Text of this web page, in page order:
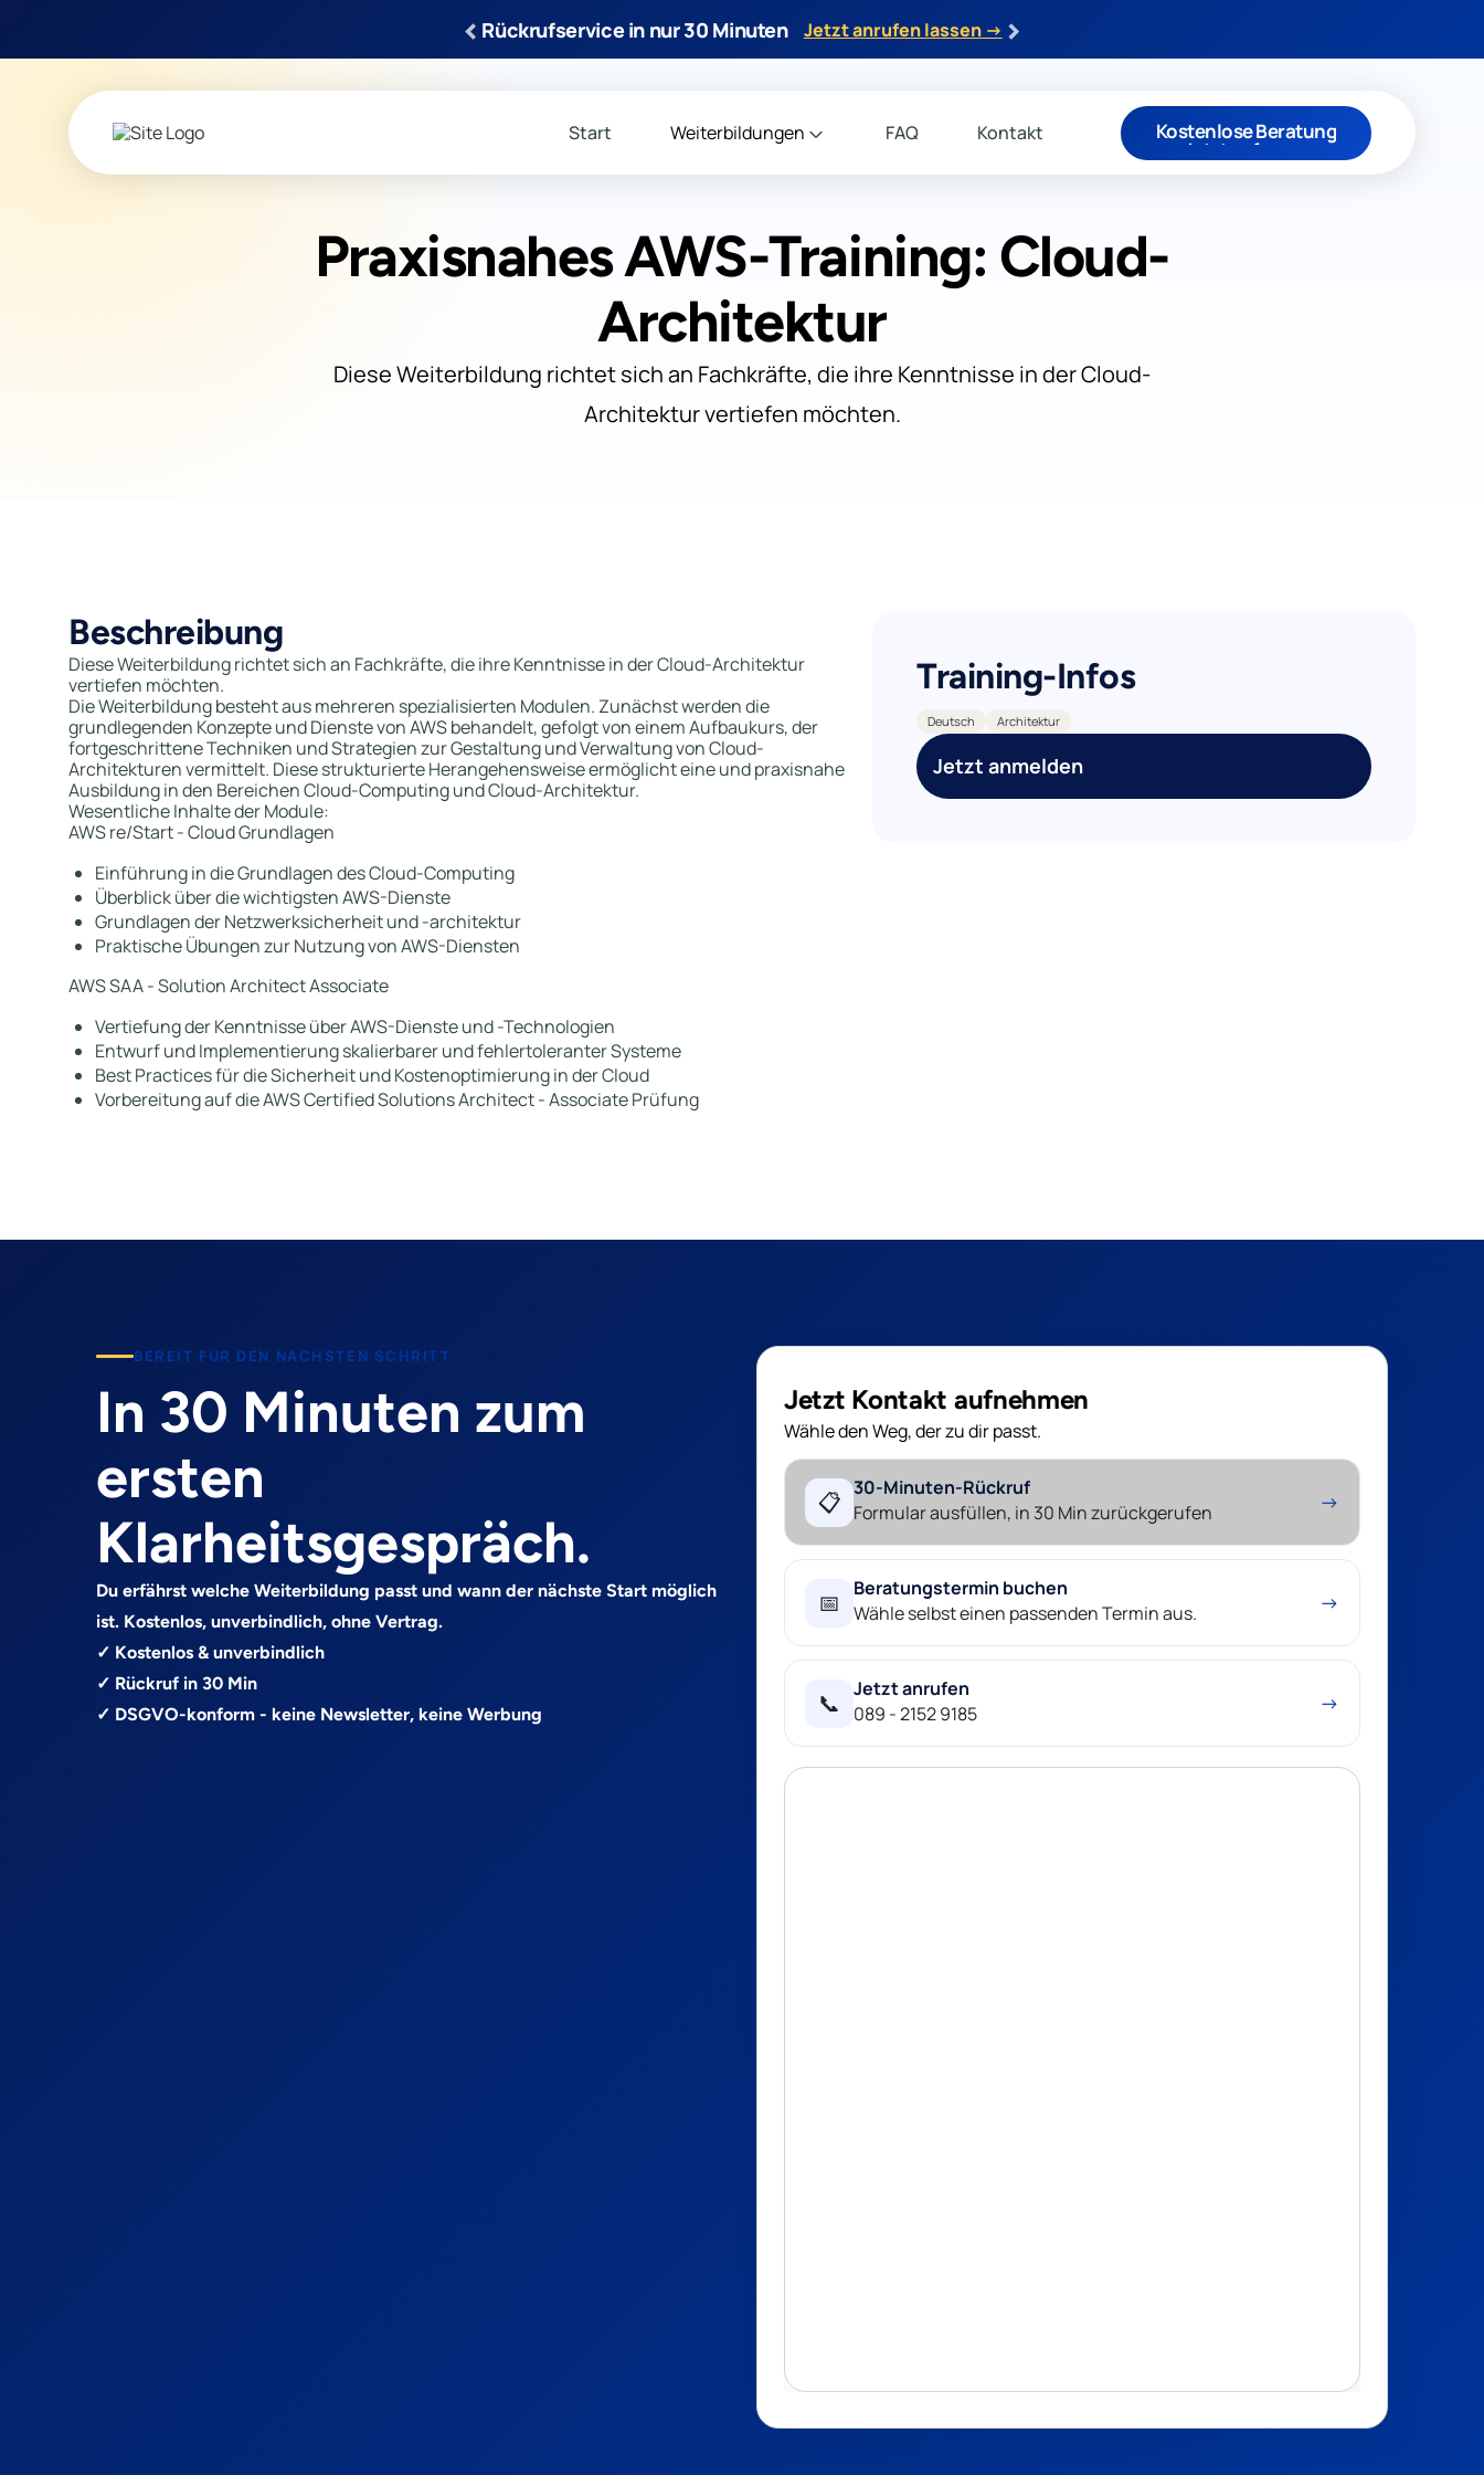
‹ Rückrufservice in nur 30 Minuten Jetzt anrufen lassen →›
Start Weiterbildungen FAQ Kontakt Kostenlose Beratung
Jetzt anfragen
Praxisnahes AWS-Training: Cloud-
Architektur
Diese Weiterbildung richtet sich an Fachkräfte, die ihre Kenntnisse in der Cloud-
Architektur vertiefen möchten.
Beschreibung
Diese Weiterbildung richtet sich an Fachkräfte, die ihre Kenntnisse in der Cloud-Architektur
vertiefen möchten.
Die Weiterbildung besteht aus mehreren spezialisierten Modulen. Zunächst werden die
grundlegenden Konzepte und Dienste von AWS behandelt, gefolgt von einem Aufbaukurs, der
fortgeschrittene Techniken und Strategien zur Gestaltung und Verwaltung von Cloud-
Architekturen vermittelt. Diese strukturierte Herangehensweise ermöglicht eine und praxisnahe
Ausbildung in den Bereichen Cloud-Computing und Cloud-Architektur.
Wesentliche Inhalte der Module:
AWS re/Start - Cloud Grundlagen
Einführung in die Grundlagen des Cloud-Computing
Überblick über die wichtigsten AWS-Dienste
Grundlagen der Netzwerksicherheit und -architektur
Praktische Übungen zur Nutzung von AWS-Diensten
AWS SAA - Solution Architect Associate
Vertiefung der Kenntnisse über AWS-Dienste und -Technologien
Entwurf und Implementierung skalierbarer und fehlertoleranter Systeme
Best Practices für die Sicherheit und Kostenoptimierung in der Cloud
Vorbereitung auf die AWS Certified Solutions Architect - Associate Prüfung
Training-Infos
Deutsch Architektur
Jetzt anmelden
BEREIT FUR DEN NACHSTEN SCHRITT
In 30 Minuten zum
ersten
Klarheitsgespräch.
Du erfährst welche Weiterbildung passt und wann der nächste Start möglich
ist. Kostenlos, unverbindlich, ohne Vertrag.
✓ Kostenlos & unverbindlich
✓ Rückruf in 30 Min
✓ DSGVO-konform - keine Newsletter, keine Werbung
Jetzt Kontakt aufnehmen
Wähle den Weg, der zu dir passt.
📋 30-Minuten-Rückruf
Formular ausfüllen, in 30 Min zurückgerufen
→
📅
Beratungstermin buchen
Wähle selbst einen passenden Termin aus.
→
📞
Jetzt anrufen
089 - 2152 9185
→